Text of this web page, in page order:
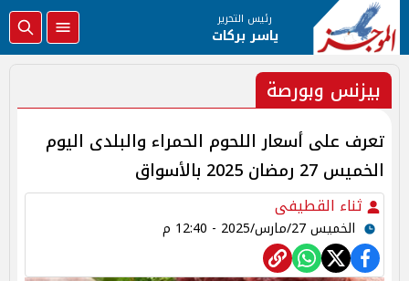
رئيس التحرير
ياسر بركات
بيزنس وبورصة
تعرف على أسعار اللحوم الحمراء والبلدى اليوم
الخميس 27 رمضان 2025 بالأسواق
ثناء القطيفى
الخميس 27/مارس/2025 - 12:40 م